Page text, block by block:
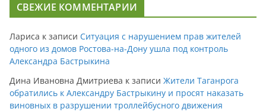
СВЕЖИЕ КОММЕНТАРИИ
Лариса к записи Ситуация с нарушением прав жителей
одного из домов Ростова-на-Дону ушла под контроль
Александра Бастрыкина
Дина Ивановна Дмитриева к записи Жители Таганрога
обратились к Александру Бастрыкину и просят наказать
виновных в разрушении троллейбусного движения